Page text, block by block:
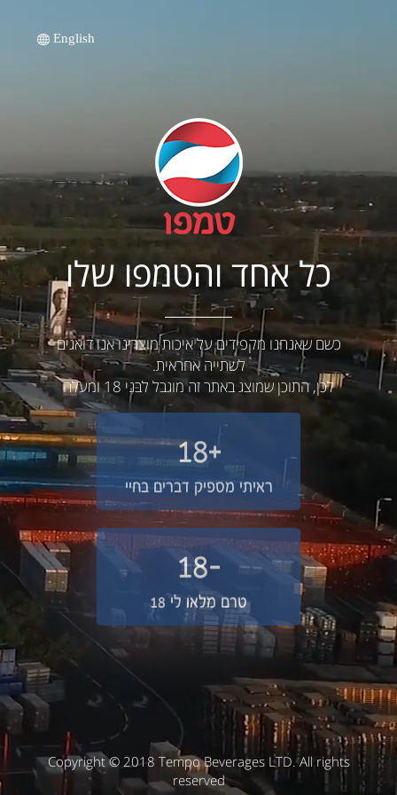
English
כל אחד והטמפו שלו
כשם שאנחנו מקפידים על איכות מוצרינו אנו דואגים
לשתייה אחראית.
לכן, התוכן שמוצג באתר זה מוגבל לבני 18 ומעלה
+18
ראיתי מספיק דברים בחיי
-18
טרם מלאו לי 18
Copyright © 2018 Tempo Beverages LTD. All rights
reserved